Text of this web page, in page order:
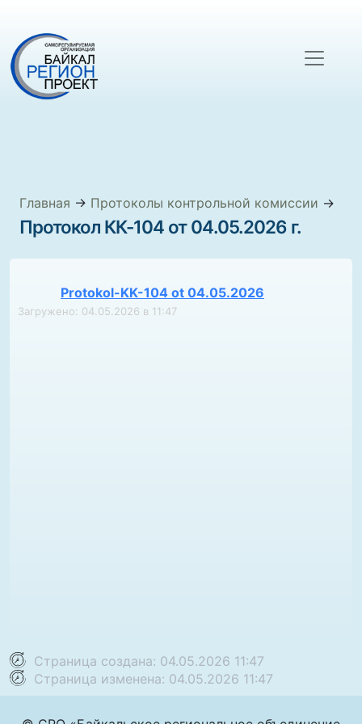
Главная → Протоколы контрольной комиссии →
Протокол КК-104 от 04.05.2026 г.
Protokol-KK-104 ot 04.05.2026
Загружено: 04.05.2026 в 11:47
Страница создана: 04.05.2026 11:47
Страница изменена: 04.05.2026 11:47